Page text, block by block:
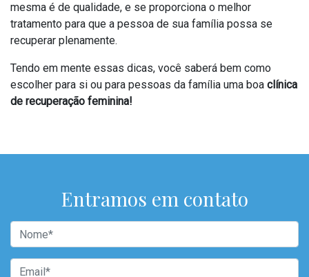
mesma é de qualidade, e se proporciona o melhor
tratamento para que a pessoa de sua família possa se
recuperar plenamente.
Tendo em mente essas dicas, você saberá bem como
escolher para si ou para pessoas da família uma boa clínica
de recuperação feminina!
Entramos em contato